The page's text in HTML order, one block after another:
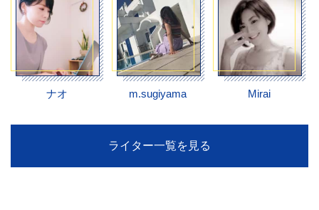
ナオ m.sugiyama Mirai
ライター一覧を見る